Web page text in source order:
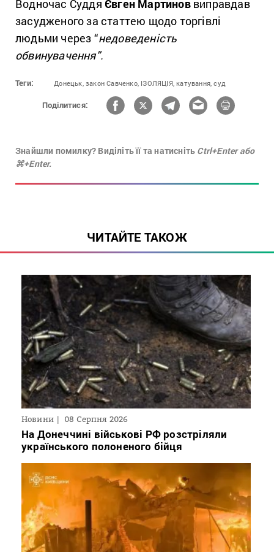
Водночас Суддя Євген Мартиноввиправдав
засудженого за статтею щодо торгівлі
людьми через “недоведеність
обвинувачення”.
Теги: Донецьк, закон Савченко, ІЗОЛЯЦІЯ, катування, суд
Поділитися:
Знайшли помилку? Виділіть її та натисніть Ctrl+Enter або
⌘+Enter.
ЧИТАЙТЕ ТАКОЖ
Новини 08 Серпня 2026
На Донеччині військові РФ розстріляли
українського полоненого бійця